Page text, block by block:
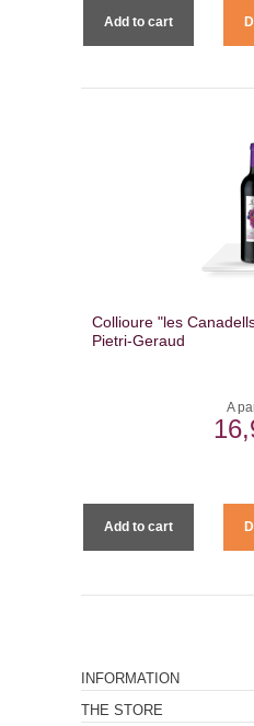
Add to cart
Collioure "les
Pietri-Geraud
A
Add to cart
INFORMATION
THE STORE